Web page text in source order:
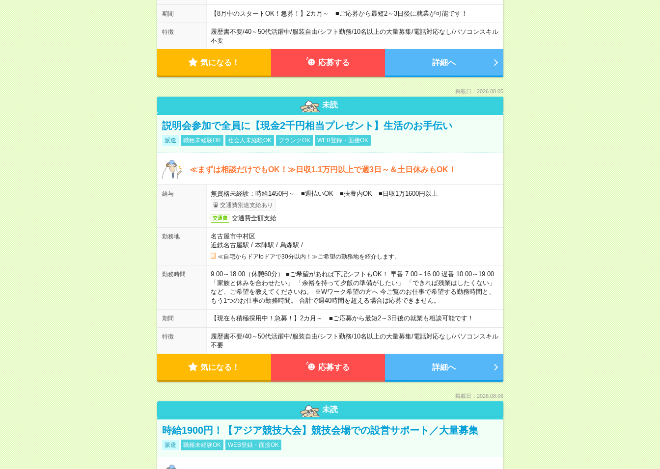
期間 【8月中のスタートOK！急募！】2カ月～ ■ご応募から最短2～3日後に就業が可能です！
特徴 履歴書不要/40～50代活躍中/服装自由/シフト勤務/10名以上の大量募集/電話対応なし/パソコンスキル
不要
気になる！ 応募する 詳細へ
掲載日：2026.08.05
未読
説明会参加で全員に【現金2千円相当プレゼント】生活のお手伝い
派遣 職種未経験OK 社会人未経験OK ブランクOK WEB登録・面接OK
≪まずは相談だけでもOK！≫日収1.1万円以上で週3日～＆土日休みもOK！
給与 無資格未経験：時給1450円～ ■週払いOK ■扶養内OK ■日収1万1600円以上
交通費別途支給あり
交通費 交通費全額支給
勤務地
名古屋市中村区
近鉄名古屋駅 / 本陣駅 / 烏森駅 /
≪自宅からドアtoドアで30分以内！≫ご希望の勤務地を紹介します。
勤務時間
9:00～18:00（休憩60分） ■ご希望があれば下記シフトもOK！ 早番 7:00～16:00 遅番 10:00～19:00
「家族と休みを合わせたい」 「余裕を持って夕飯の準備がしたい」 「できれば残業はしたくない」
など、ご希望を教えてくださいね。 ※Wワーク希望の方へ 今ご覧のお仕事で希望する勤務時間と、
もう1つのお仕事の勤務時間。 合計で週40時間を超える場合は応募できません。
期間 【現在も積極採用中！急募！】2カ月～ ■ご応募から最短2～3日後の就業も相談可能です！
特徴 履歴書不要/40～50代活躍中/服装自由/シフト勤務/10名以上の大量募集/電話対応なし/パソコンスキル
不要
気になる！ 応募する 詳細へ
掲載日：2026.08.06
未読
時給1900円！【アジア競技大会】競技会場での設営サポート／大量募集
派遣 職種未経験OK WEB登録・面接OK